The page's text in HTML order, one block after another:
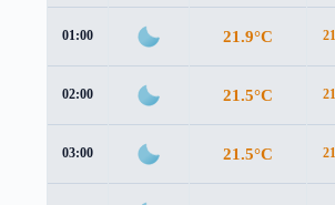
01:00 21.9°C
02:00 21.5°C
03:00 21.5°C